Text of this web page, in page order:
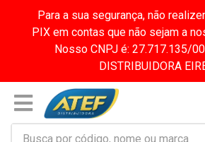
Para a sua segurança, não
PIX em contas que não sejam a
Nosso CNPJ é: 27.717.135/
DISTRIBUIDORA